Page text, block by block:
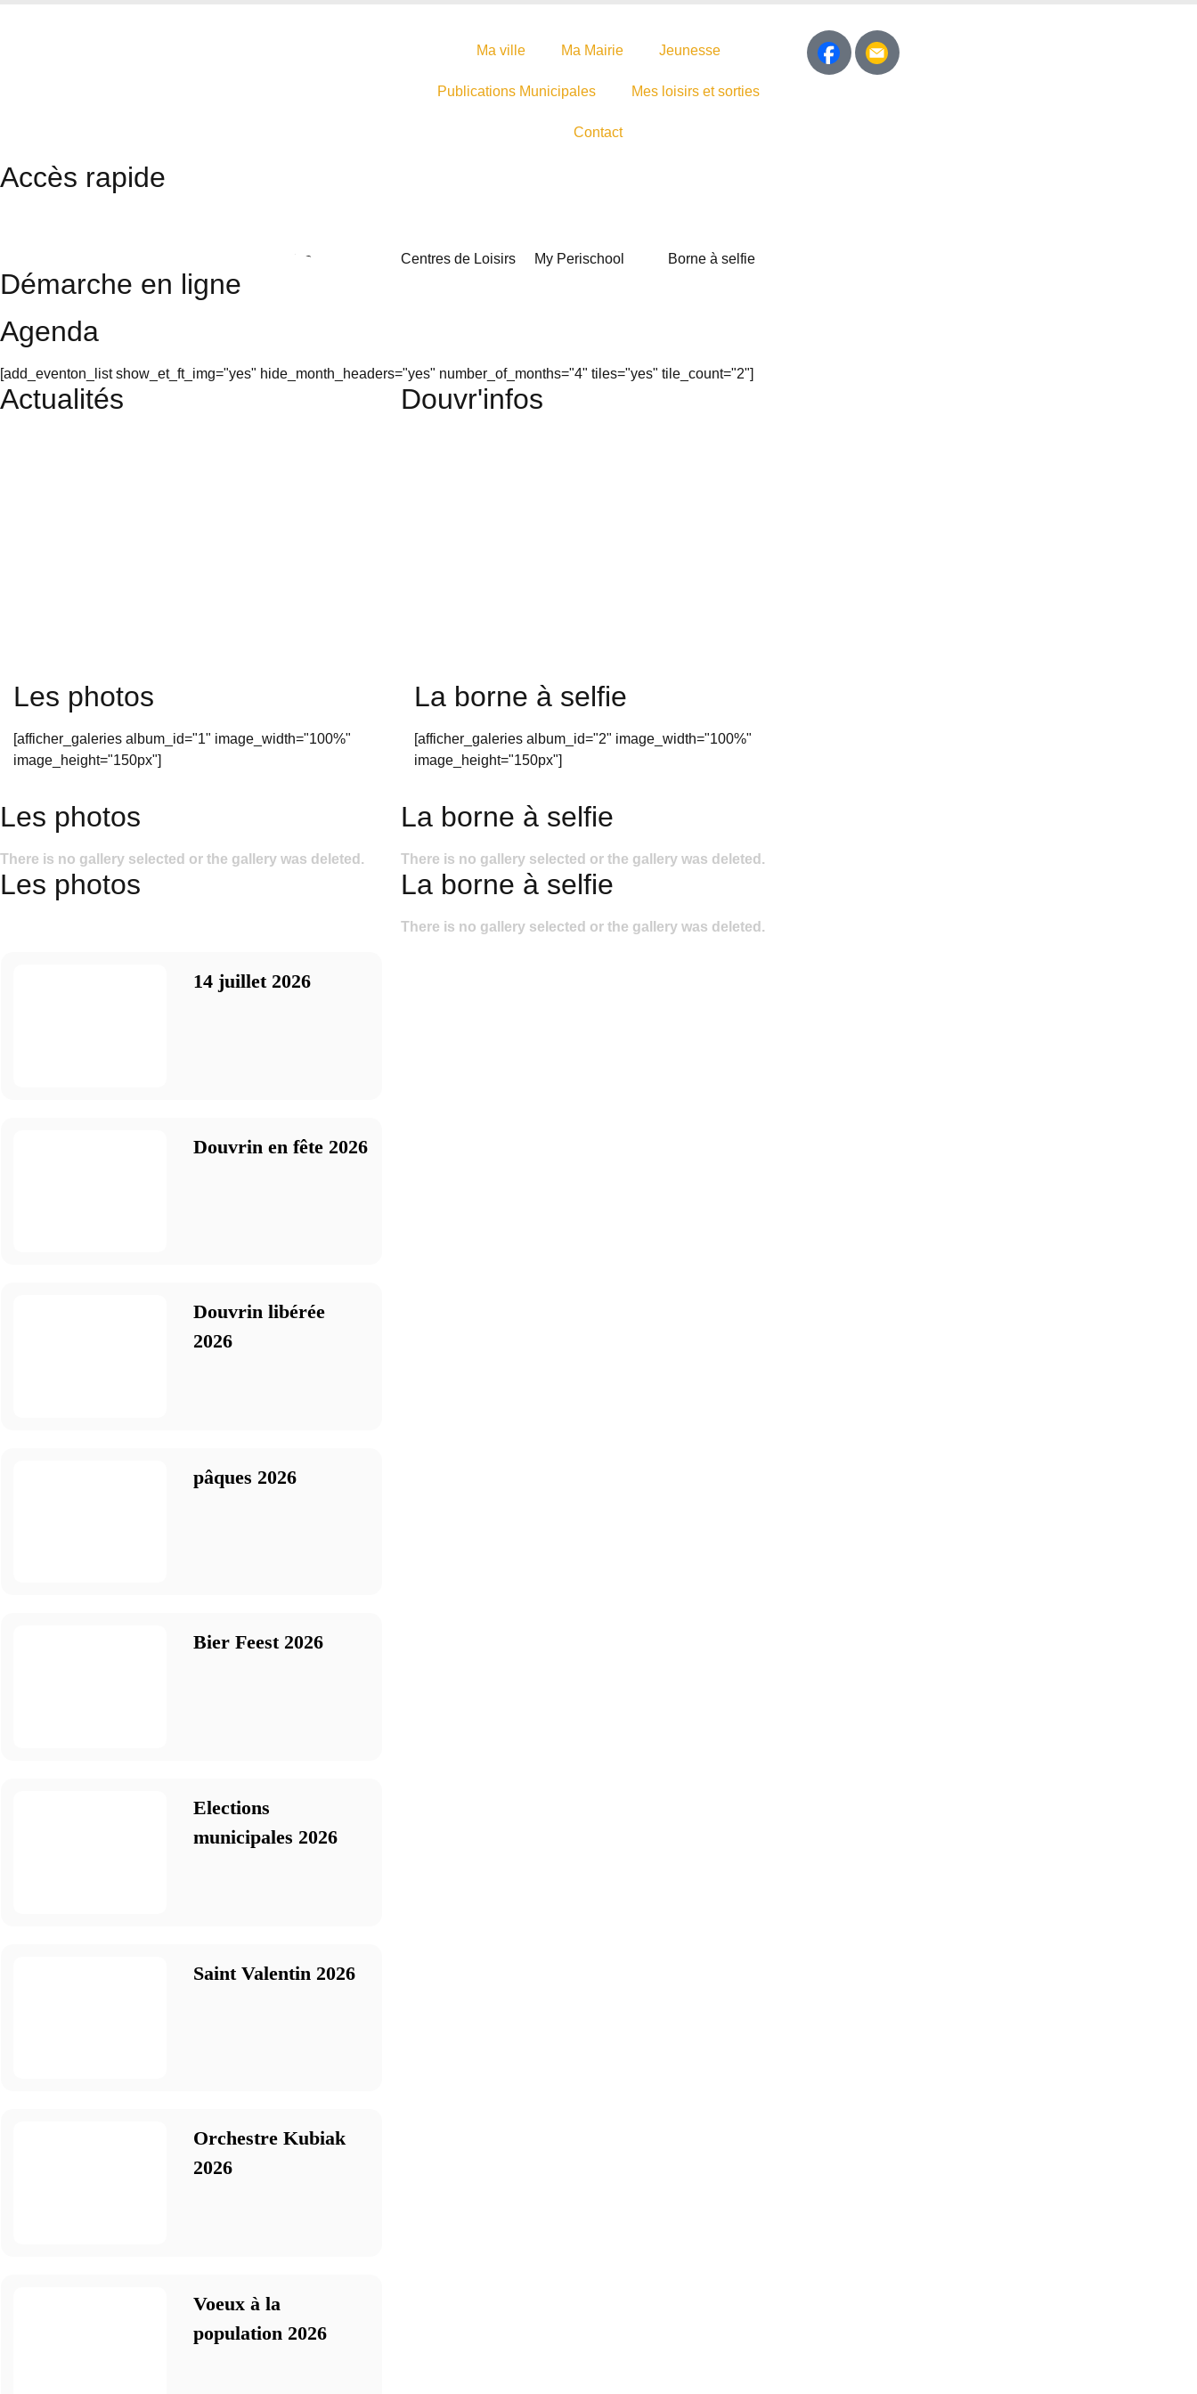
Ma ville Ma Mairie Jeunesse
Publications Municipales Mes loisirs et sorties
Contact
Accès rapide
Photos Centres de Loisirs My Perischool Borne à selfie
Démarche en ligne
Agenda
[add_eventon_list show_et_ft_img="yes" hide_month_headers="yes" number_of_months="4" tiles="yes" tile_count="2"]
Actualités Douvr'infos
Les photos
[afficher_galeries album_id="1" image_width="100%"
image_height="150px"]
La borne à selfie
[afficher_galeries album_id="2" image_width="100%"
image_height="150px"]
Les photos
There is no gallery selected or the gallery was deleted.
La borne à selfie
There is no gallery selected or the gallery was deleted.
Les photos
14 juillet 2026
Douvrin en fête 2026
Douvrin libérée
2026
pâques 2026
Bier Feest 2026
Elections
municipales 2026
Saint Valentin 2026
Orchestre Kubiak
2026
Voeux à la
population 2026
La borne à selfie
There is no gallery selected or the gallery was deleted.